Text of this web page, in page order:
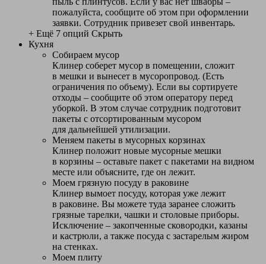
пожалуйста, сообщите об этом при оформлении
заявки. Сотрудник привезет свой инвентарь.
+ Ещё 7 опций Скрыть
Кухня
Собираем мусор
Клинер соберет мусор в помещении, сложит
в мешки и вынесет в мусоропровод. (Есть
ограничения по объему). Если вы сортируете
отходы – сообщите об этом оператору перед
уборкой. В этом случае сотрудник подготовит
пакеты с отсортированным мусором
для дальнейшей утилизации.
Меняем пакеты в мусорных корзинах
Клинер положит новые мусорные мешки
в корзины – оставьте пакет с пакетами на видном
месте или объясните, где он лежит.
Моем грязную посуду в раковине
Клинер вымоет посуду, которая уже лежит
в раковине. Вы можете туда заранее сложить
грязные тарелки, чашки и столовые приборы.
Исключение – закопченные сковородки, казаны
и кастрюли, а также посуда с застарелым жиром
на стенках.
Моем плиту